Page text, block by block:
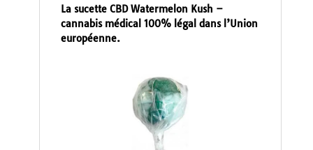
La sucette CBDWatermelon Kush –
cannabis médical 100% légal dans l’Union
européenne.